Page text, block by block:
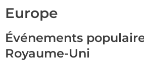
Europe
Événements
Royaume-Uni